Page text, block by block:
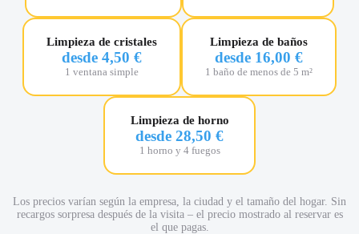
Limpieza de cristales
desde 4,50 €
1 ventana simple
Limpieza de baños
desde 16,00 €
1 baño de menos de 5 m²
Limpieza de horno
desde 28,50 €
1 horno y 4 fuegos
Los precios varían según la empresa, la ciudad y el tamaño del hogar. Sin
recargos sorpresa después de la visita – el precio mostrado al reservar es
el que pagas.